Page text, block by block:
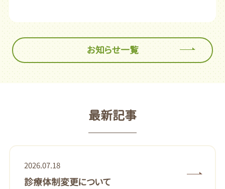
お知らせ一覧
最新記事
2026.07.18
診療体制変更について